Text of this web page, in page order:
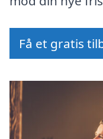
Få et gratis